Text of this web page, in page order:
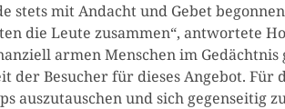
stets mit Andacht und Gebet
die Leute zusammen“, antwortete
armen Menschen im Gedächtnis
der Besucher für dieses Angebot. Für
auszutauschen und sich gegenseitig